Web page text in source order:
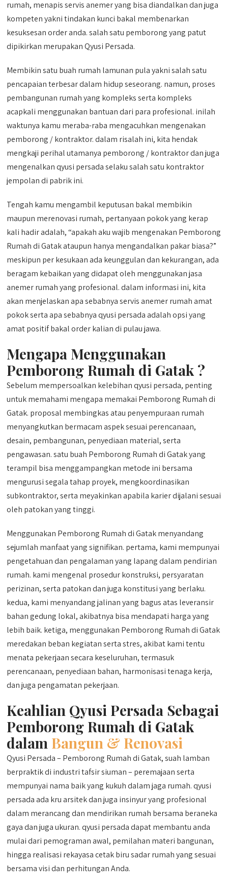
rumah, menapis servis anemer yang bisa diandalkan dan juga
kompeten yakni tindakan kunci bakal membenarkan
kesuksesan order anda. salah satu pemborong yang patut
dipikirkan merupakan Qyusi Persada.
Membikin satu buah rumah lamunan pula yakni salah satu
pencapaian terbesar dalam hidup seseorang. namun, proses
pembangunan rumah yang kompleks serta kompleks
acapkali menggunakan bantuan dari para profesional. inilah
waktunya kamu meraba-raba mengacuhkan mengenakan
pemborong / kontraktor. dalam risalah ini, kita hendak
mengkaji perihal utamanya pemborong / kontraktor dan juga
mengenalkan qyusi persada selaku salah satu kontraktor
jempolan di pabrik ini.
Tengah kamu mengambil keputusan bakal membikin
maupun merenovasi rumah, pertanyaan pokok yang kerap
kali hadir adalah, “apakah aku wajib mengenakan Pemborong
Rumah di Gatak ataupun hanya mengandalkan pakar biasa?”
meskipun per kesukaan ada keunggulan dan kekurangan, ada
beragam kebaikan yang didapat oleh menggunakan jasa
anemer rumah yang profesional. dalam informasi ini, kita
akan menjelaskan apa sebabnya servis anemer rumah amat
pokok serta apa sebabnya qyusi persada adalah opsi yang
amat positif bakal order kalian di pulau jawa.
Mengapa Menggunakan
Pemborong Rumah di Gatak ?
Sebelum mempersoalkan kelebihan qyusi persada, penting
untuk memahami mengapa memakai Pemborong Rumah di
Gatak. proposal membingkas atau penyempuraan rumah
menyangkutkan bermacam aspek sesuai perencanaan,
desain, pembangunan, penyediaan material, serta
pengawasan. satu buah Pemborong Rumah di Gatak yang
terampil bisa menggampangkan metode ini bersama
mengurusi segala tahap proyek, mengkoordinasikan
subkontraktor, serta meyakinkan apabila karier dijalani sesuai
oleh patokan yang tinggi.
Menggunakan Pemborong Rumah di Gatak menyandang
sejumlah manfaat yang signifikan. pertama, kami mempunyai
pengetahuan dan pengalaman yang lapang dalam pendirian
rumah. kami mengenal prosedur konstruksi, persyaratan
perizinan, serta patokan dan juga konstitusi yang berlaku.
kedua, kami menyandang jalinan yang bagus atas leveransir
bahan gedung lokal, akibatnya bisa mendapati harga yang
lebih baik. ketiga, menggunakan Pemborong Rumah di Gatak
meredakan beban kegiatan serta stres, akibat kami tentu
menata pekerjaan secara keseluruhan, termasuk
perencanaan, penyediaan bahan, harmonisasi tenaga kerja,
dan juga pengamatan pekerjaan.
Keahlian Qyusi Persada Sebagai
Pemborong Rumah di Gatak
dalam Bangun & Renovasi
Qyusi Persada – Pemborong Rumah di Gatak, suah lamban
berpraktik di industri tafsir siuman – peremajaan serta
mempunyai nama baik yang kukuh dalam jaga rumah. qyusi
persada ada kru arsitek dan juga insinyur yang profesional
dalam merancang dan mendirikan rumah bersama beraneka
gaya dan juga ukuran. qyusi persada dapat membantu anda
mulai dari pemograman awal, pemilahan materi bangunan,
hingga realisasi rekayasa cetak biru sadar rumah yang sesuai
bersama visi dan perhitungan Anda.